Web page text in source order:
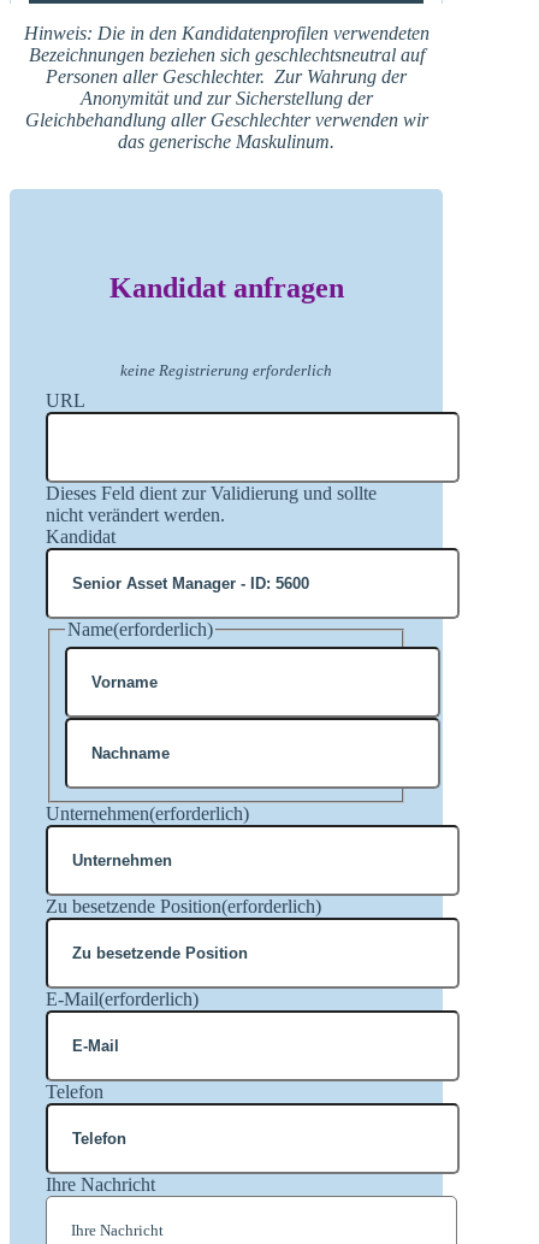
Hinweis: Die in den Kandidatenprofilen verwendeten
Bezeichnungen beziehen sich geschlechtsneutral auf
Personen aller Geschlechter. Zur Wahrung der
Anonymität und zur Sicherstellung der
Gleichbehandlung aller Geschlechter verwenden wir
das generische Maskulinum.
Kandidat anfragen
keine Registrierung erforderlich
URL
Dieses Feld dient zur Validierung und sollte
nicht verändert werden.
Kandidat
Name(erforderlich)
Vorname
Nachname
Unternehmen(erforderlich)
Zu besetzende Position(erforderlich)
E-Mail(erforderlich)
Telefon
Ihre Nachricht